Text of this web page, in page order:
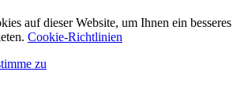
auf dieser Website, um Ihnen ein besseres
Cookie-Richtlinien
zu